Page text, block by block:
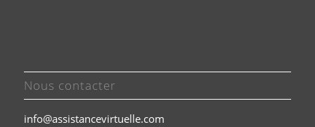
Nous contacter
info@assistancevirtuelle.com